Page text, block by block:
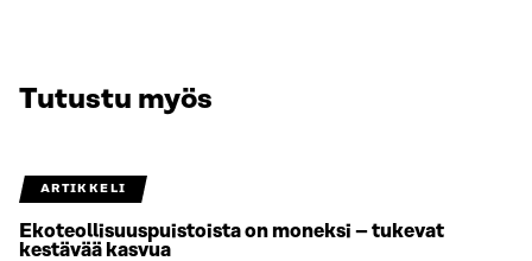
Tutustu myös
ARTIKKELI
Ekoteollisuuspuistoista on moneksi – tukevat
kestävää kasvua